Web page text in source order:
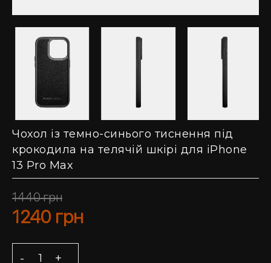
Чохол із темно-синього тиснення під
крокодила на телячій шкірі для iPhone
13 Pro Max
1440грн
1240 грн